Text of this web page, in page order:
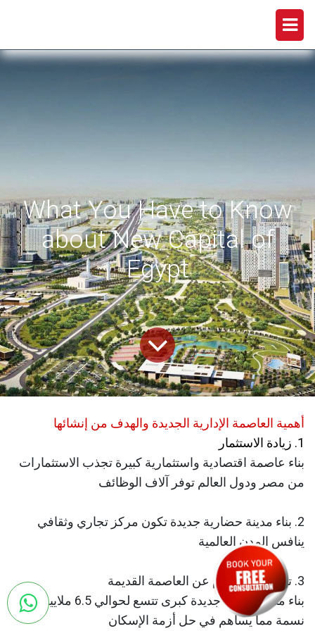
What You Have to Know
about New Capital of
Egypt
أهمية العاصمة الإدارية الجديدة والهدف من إنشائها
1. زيادة الاستثمار
بناء عاصمة اقتصادية واستثمارية كبيرة تجذب الاستثمارات
من مصر ودول العالم توفر آلاف الوظائف
2. بناء مدينة حضارية جديدة تكون مركز تجاري وثقافي
ينافس المدن العالمية
3. تخفيف الازدحام عن العاصمة القديمة
بناء مدينة سكنية جديدة كبرى تتسع لحوالي 6.5 ملايين
نسمة مما يساهم في حل أزمة الإسكان